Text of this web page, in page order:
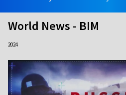
World News - BIM
2024